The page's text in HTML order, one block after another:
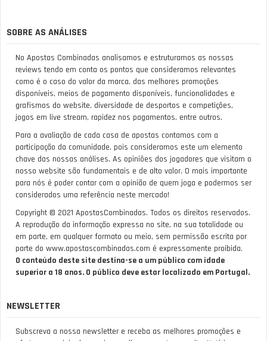
SOBRE AS ANÁLISES
No Apostas Combinadas analisamos e estruturamos as nossas
reviews tendo em conta os pontos que consideramos relevantes
como é o caso do valor da marca, das melhores promoções
disponíveis, meios de pagamento disponíveis, funcionalidades e
grafismos do website, diversidade de desportos e competições,
jogos em live stream, rapidez nos pagamentos, entre outros.
Para a avaliação de cada casa de apostas contamos com a
participação da comunidade, pois consideramos este um elemento
chave das nossas análises. As opiniões dos jogadores que visitam o
nosso website são fundamentais e de alto valor. O mais importante
para nós é poder contar com a opinião de quem joga e podermos ser
considerados uma referência neste mercado!
Copyright © 2021 ApostasCombinadas. Todos os direitos reservados.
A reprodução da informação expressa no site, na sua totalidade ou
em parte, em qualquer formato ou meio, sem permissão escrita por
parte do www.apostascombinadas.com é expressamente proibida.
O conteúdo deste site destina-se a um público com idade
superior a 18 anos. O público deve estar localizado em Portugal.
NEWSLETTER
Subscreva a nossa newsletter e receba as melhores promoções e